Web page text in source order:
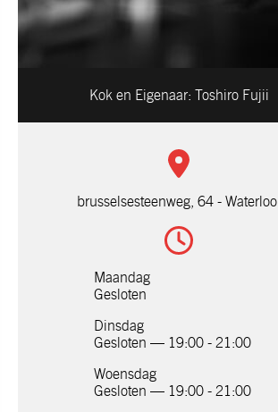
Kok en Eigenaar: Toshiro Fujii
brusselsesteenweg, 64 - Waterloo.
Maandag
Gesloten
Dinsdag
Gesloten — 19:00 - 21:00
Woensdag
Gesloten — 19:00 - 21:00